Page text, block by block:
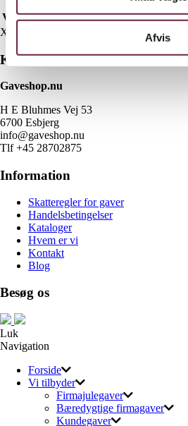
Afvis
Vægt 4.20 kg
X
Kontakt
Gaveshop.nu
H E Bluhmes Vej 53
6700 Esbjerg
info@gaveshop.nu
Tlf +45 28702875
Information
Skatteregler for gaver
Handelsbetingelser
Kataloger
Hvem er vi
Kontakt
Blog
Besøg os
Luk
Navigation
Forside
Vi tilbyder
Firmajulegaver
Bæredygtige firmagaver
Kundegaver